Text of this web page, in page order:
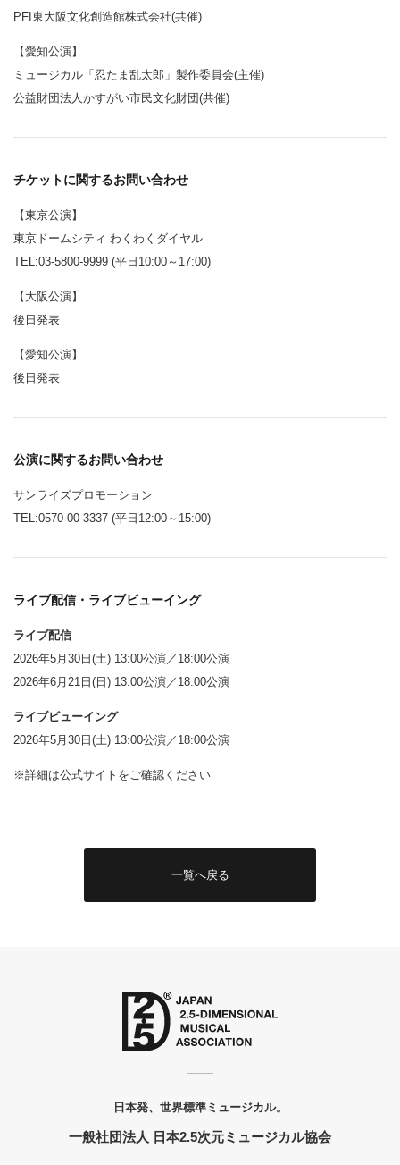
PFI東大阪文化創造館株式会社(共催)
【愛知公演】
ミュージカル「忍たま乱太郎」製作委員会(主催)
公益財団法人かすがい市民文化財団(共催)
チケットに関するお問い合わせ
【東京公演】
東京ドームシティ わくわくダイヤル
TEL:03-5800-9999 (平日10:00～17:00)
【大阪公演】
後日発表
【愛知公演】
後日発表
公演に関するお問い合わせ
サンライズプロモーション
TEL:0570-00-3337 (平日12:00～15:00)
ライブ配信・ライブビューイング
ライブ配信
2026年5月30日(土) 13:00公演／18:00公演
2026年6月21日(日) 13:00公演／18:00公演
ライブビューイング
2026年5月30日(土) 13:00公演／18:00公演
※詳細は公式サイトをご確認ください
一覧へ戻る
日本発、世界標準ミュージカル。
一般社団法人 日本2.5次元ミュージカル協会